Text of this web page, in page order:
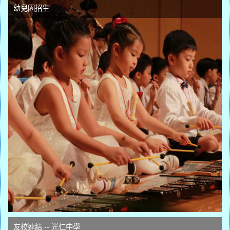
幼兒園招生
友校連結 -- 光仁中學